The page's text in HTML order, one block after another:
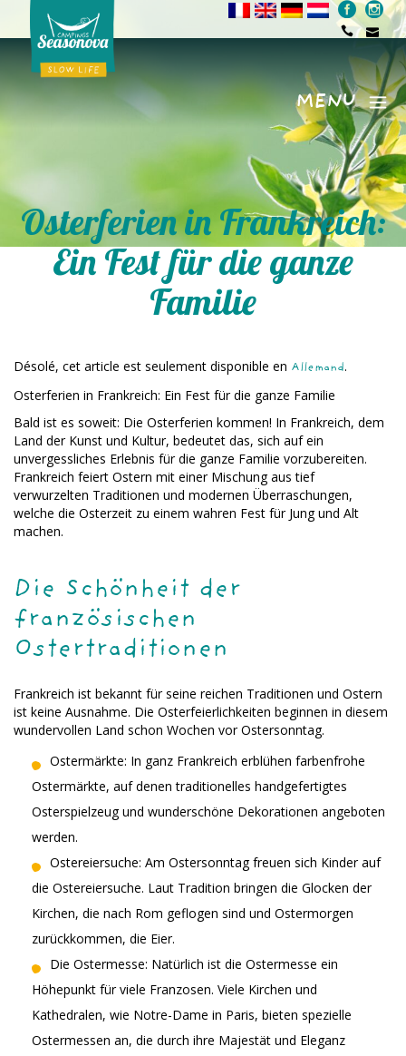
Menu
MENU
Osterferien in Frankreich:
Ein Fest für die ganze
Familie
Désolé, cet article est seulement disponible en Allemand.
Osterferien in Frankreich: Ein Fest für die ganze Familie
Bald ist es soweit: Die Osterferien kommen! In Frankreich, dem
Land der Kunst und Kultur, bedeutet das, sich auf ein
unvergessliches Erlebnis für die ganze Familie vorzubereiten.
Frankreich feiert Ostern mit einer Mischung aus tief
verwurzelten Traditionen und modernen Überraschungen,
welche die Osterzeit zu einem wahren Fest für Jung und Alt
machen.
Die Schönheit der
französischen
Ostertraditionen
Frankreich ist bekannt für seine reichen Traditionen und Ostern
ist keine Ausnahme. Die Osterfeierlichkeiten beginnen in diesem
wundervollen Land schon Wochen vor Ostersonntag.
Ostermärkte: In ganz Frankreich erblühen farbenfrohe
Ostermärkte, auf denen traditionelles handgefertigtes
Osterspielzeug und wunderschöne Dekorationen angeboten
werden.
Ostereiersuche: Am Ostersonntag freuen sich Kinder auf
die Ostereiersuche. Laut Tradition bringen die Glocken der
Kirchen, die nach Rom geflogen sind und Ostermorgen
zurückkommen, die Eier.
Die Ostermesse: Natürlich ist die Ostermesse ein
Höhepunkt für viele Franzosen. Viele Kirchen und
Kathedralen, wie Notre-Dame in Paris, bieten spezielle
Ostermessen an, die durch ihre Majestät und Eleganz